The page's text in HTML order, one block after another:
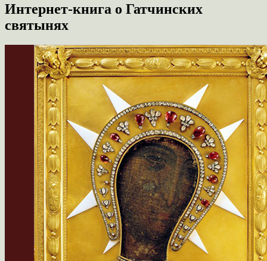
Интернет-книга о Гатчинских
святынях